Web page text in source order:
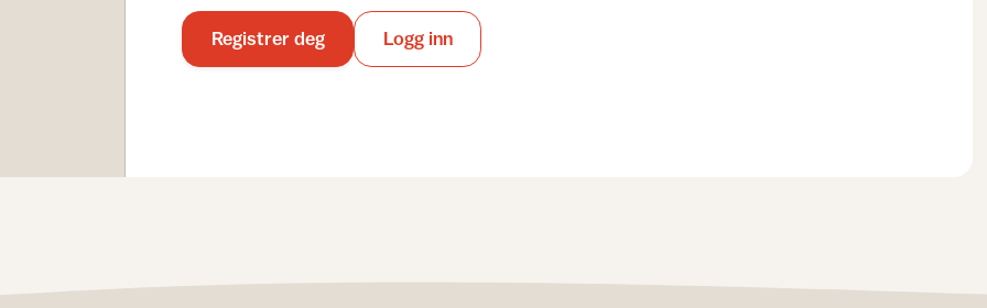
Registrer deg Logg inn